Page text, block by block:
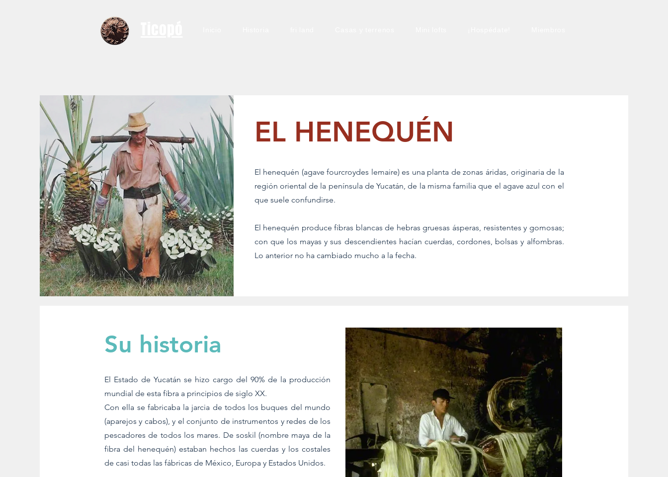
EL HENEQUÉN
El henequén (agave fourcroydes lemaire) es una planta de zonas áridas, originaria de la
región oriental de la península de Yucatán, de la misma familia que el agave azul con el
que suele confundirse.
El henequén produce fibras blancas de hebras gruesas ásperas, resistentes y gomosas;
con que los mayas y sus descendientes hacían cuerdas, cordones, bolsas y alfombras.
Lo anterior no ha cambiado mucho a la fecha.
Su historia
El Estado de Yucatán se hizo cargo del 90% de la producción
mundial de esta fibra a principios de siglo XX.
Con ella se fabricaba la jarcia de todos los buques del mundo
(aparejos y cabos), y el conjunto de instrumentos y redes de los
pescadores de todos los mares. De soskil (nombre maya de la
fibra del henequén) estaban hechos las cuerdas y los costales
de casi todas las fábricas de México, Europa y Estados Unidos.